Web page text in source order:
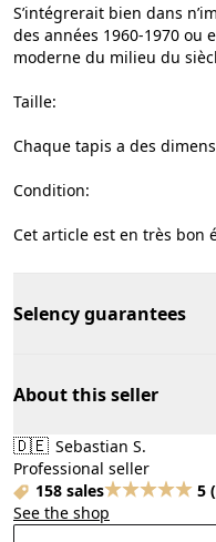
S’intégrerait bien dans
des années 1960-1970 ou
moderne du milieu du
Taille:
Chaque tapis a des
Condition:
Cet article est en très bon
Selency guarantees
About this seller
🇩🇪 Sebastian S.
Professional seller
158 sales
5 (
See the shop